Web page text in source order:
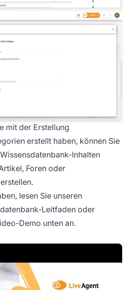
mit der Erstellung
erstellt haben, können Sie
Inhalten
Foren oder
lesen Sie unseren
Leitfaden oder
Demo unten an.